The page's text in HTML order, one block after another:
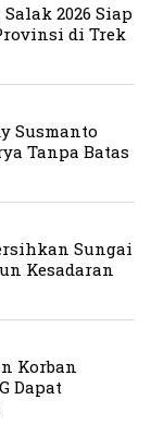
2026 Siap
di Trek
Susmanto
Tanpa Batas
Sungai
Kesadaran
Korban
Dapat